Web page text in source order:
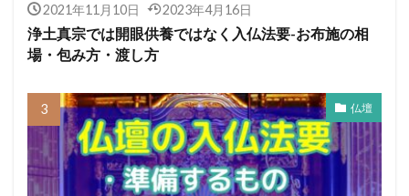
2021年11月10日 2023年4月16日
浄土真宗では開眼供養ではなく入仏法要-お布施の相
場・包み方・渡し方
仏壇